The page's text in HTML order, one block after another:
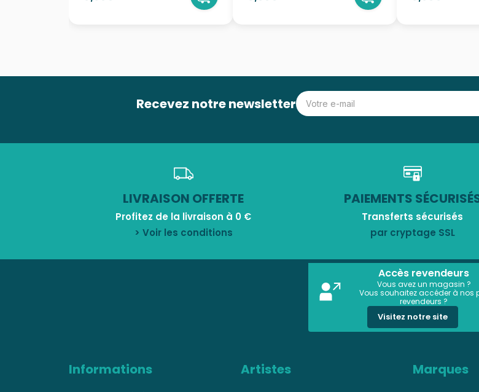
Recevez notre newsletter
LIVRAISON OFFERTE
Profitez de la livraison à 0 €
> Voir les conditions
PAIEMENTS
Transferts sécurisés
par cryptage SSL
Accès revendeurs
Vous avez un magasin ?
Vous souhaitez accéder à nos
revendeurs ?
Visitez notre site
Informations Artistes Marques